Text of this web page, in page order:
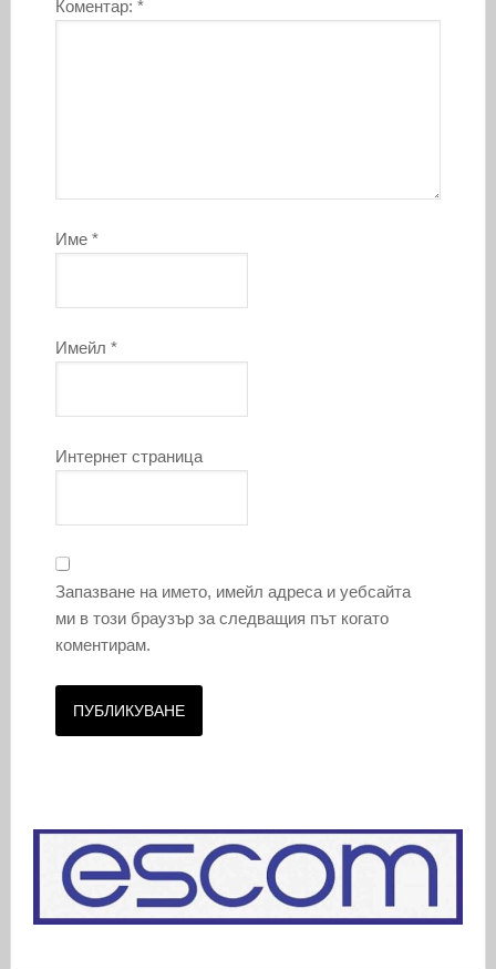
Коментар: *
Име *
Имейл *
Интернет страница
Запазване на името, имейл адреса и уебсайта
ми в този браузър за следващия път когато
коментирам.